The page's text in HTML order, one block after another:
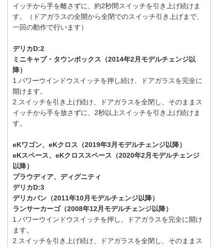
イッチから手を離さずに、約2秒間スイッチを引き上げ続けま
す。（ドアガラスの全開から全閉でのスイッチ引き上げまで、
一回の動作で行います）
デリカD:2
ミニキャブ・タウンボックス（2014年2月モデルチェンジ以
降）
1.パワーウインドウスイッチを押し続け、ドアガラスを完全に
開けます。
2.スイッチを引き上げ続け、ドアガラスを全閉し、そのままス
イッチから手を放さずに、2秒以上スイッチを引き上げ続けま
す。
eKワゴン、eKクロス（2019年3月モデルチェンジ以降）
eKスペース、eKクロススペース（2020年2月モデルチェンジ
以降）
プラウディア、ディグニティ
デリカD:3
デリカバン（2011年10月モデルチェンジ以降）
ランサーカーゴ（2008年12月モデルチェンジ以降）
1.パワーウインドウスイッチを押し、ドアガラスを完全に開け
ます。
2.スイッチを引き上げ続け、ドアガラスを全閉し、そのままス